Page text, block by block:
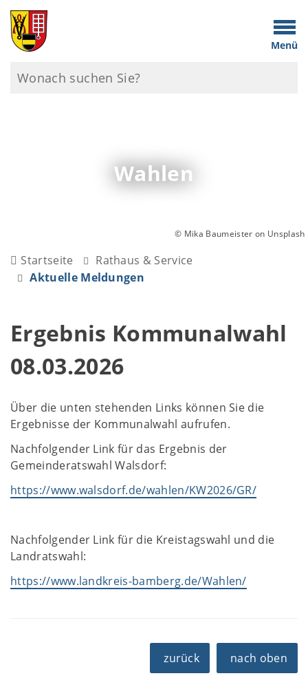
Menü
Wahlen
© Mika Baumeister on Unsplash
Startseite
Rathaus & Service
Aktuelle Meldungen
Ergebnis Kommunalwahl
08.03.2026
Über die unten stehenden Links können Sie die
Ergebnisse der Kommunalwahl aufrufen.
Nachfolgender Link für das Ergebnis der
Gemeinderatswahl Walsdorf:
https://www.walsdorf.de/wahlen/KW2026/GR/
Nachfolgender Link für die Kreistagswahl und die
Landratswahl:
https://www.landkreis-bamberg.de/Wahlen/
zurück nach oben